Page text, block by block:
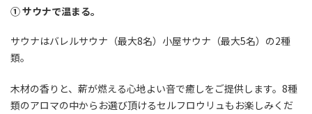
① サウナで温まる。
サウナはバレルサウナ（最⼤8名）⼩屋サウナ（最⼤5名）の2種
類。
⽊材の⾹りと、薪が燃える⼼地よい⾳で癒しをご提供します。8種
類のアロマの中からお選び頂けるセルフロウリュもお楽しみくだ